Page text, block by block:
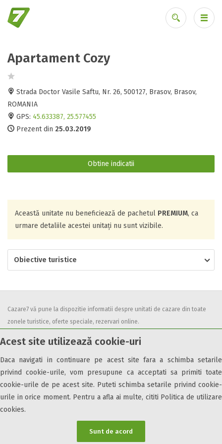
Acest site utilizează cookie-uri
Daca navigati in continuare pe acest site fara a schimba setarile
privind cookie-urile, vom presupune ca acceptati sa primiti toate
cookie-urile de pe acest site. Puteti schimba setarile privind cookie-
urile in orice moment. Pentru a afla ai multe, cititi Politica de utilizare
cookies.
Sunt de acord
Apartament Cozy
Strada Doctor Vasile Saftu, Nr. 26, 500127, Brasov, Brasov,
ROMANIA
GPS: 45.633387, 25.577455
Prezent din 25.03.2019
Obtine indicatii
Această unitate nu beneficiează de pachetul PREMIUM, ca
urmare detaliile acestei unitați nu sunt vizibile.
Obiective turistice
Cazare7 vă pune la dispozitie informatii despre unitati de cazare din toate
zonele turistice, oferte speciale, rezervari online.
condițiile de utilizare.
Informații utile Parteneri Cazare7